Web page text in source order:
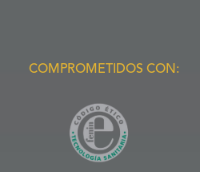
COMPROMETIDOS CON: